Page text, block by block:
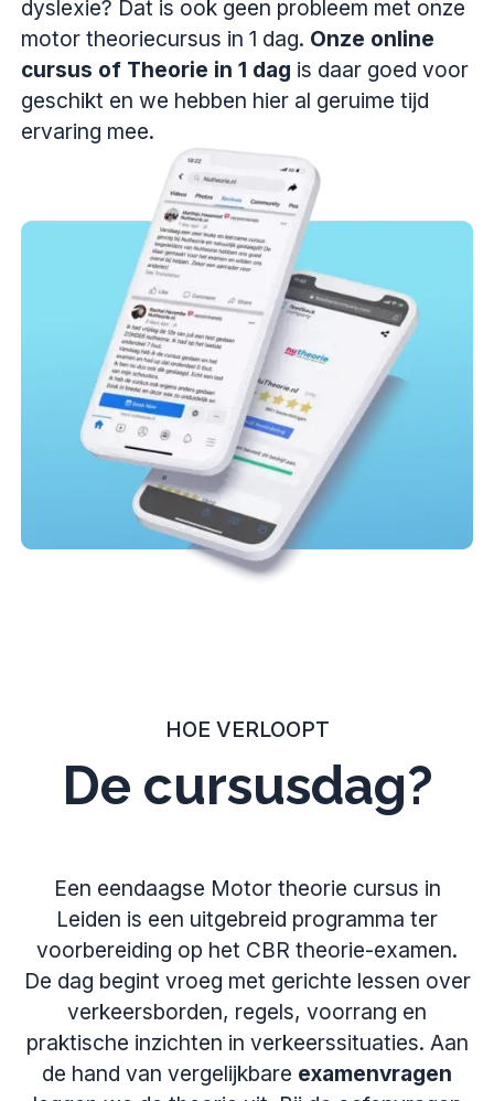
dyslexie? Dat is ook geen probleem met onze
motor theoriecursus in 1 dag. Onze online
cursus of Theorie in 1 dag is daar goed voor
geschikt en we hebben hier al geruime tijd
ervaring mee.
HOE VERLOOPT
De cursusdag?
Een eendaagse Motor theorie cursus in
Leiden is een uitgebreid programma ter
voorbereiding op het CBR theorie-examen.
De dag begint vroeg met gerichte lessen over
verkeersborden, regels, voorrang en
praktische inzichten in verkeerssituaties. Aan
de hand van vergelijkbare examenvragen